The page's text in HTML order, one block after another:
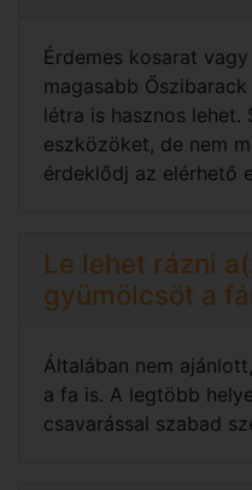
Érdemes kosarat
magasabb
létra is hasznos lehet.
eszközöket, de nem
érdeklődj az elérhető
Le lehet rázni
gyümölcsöt a
Általában nem
a fa is. A legtöbb
csavarással szabad